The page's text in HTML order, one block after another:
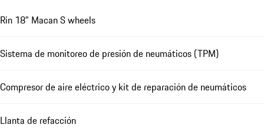
Rin 18" Macan S wheels
Sistema de monitoreo de presión de neumáticos (TPM)
Compresor de aire eléctrico y kit de reparación de neumáticos
Llanta de refacción